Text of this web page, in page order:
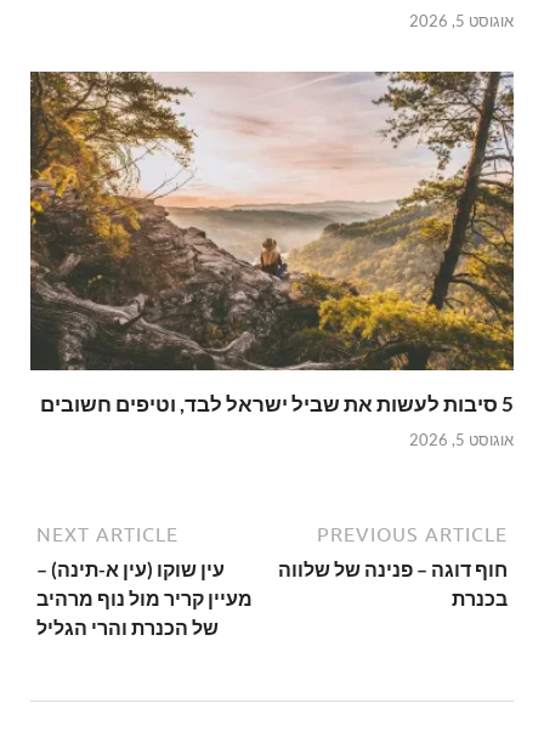
אוגוסט 5, 2026
5 סיבות לעשות את שביל ישראל לבד, וטיפים חשובים
אוגוסט 5, 2026
PREVIOUS ARTICLE
חוף דוגה – פנינה של שלווה
בכנרת
NEXT ARTICLE
עין שוקו (עין א-תינה) –
מעיין קריר מול נוף מרהיב
של הכנרת והרי הגליל